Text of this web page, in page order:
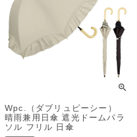
Wpc.（ダブリュピーシー）
晴雨兼用日傘 遮光ドームパラ
ソル フリル 日傘